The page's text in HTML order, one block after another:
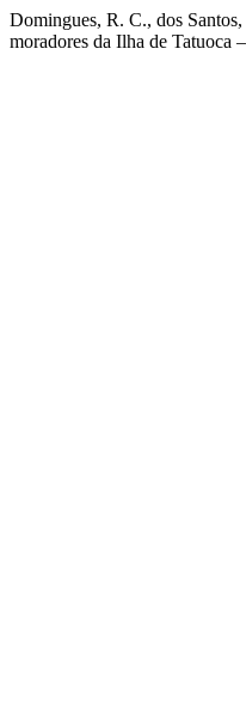
Domingues, R. C., dos
moradores da Ilha de Tatuoca